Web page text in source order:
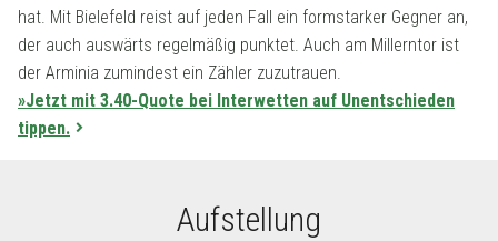
hat. Mit Bielefeld reist auf jeden Fall ein formstarker Gegner an,
der auch auswärts regelmäßig punktet. Auch am Millerntor ist
der Arminia zumindest ein Zähler zuzutrauen.
»Jetzt mit 3.40-Quote bei Interwetten auf Unentschieden
tippen.
Aufstellung